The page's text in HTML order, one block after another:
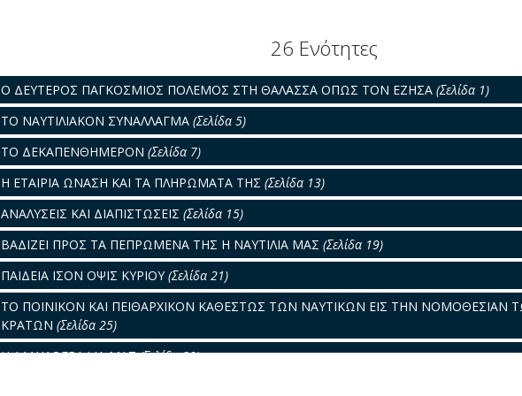
26 Ενότητες
Ο ΔΕΥΤΕΡΟΣ ΠΑΓΚΟΣΜΙΟΣ ΠΟΛΕΜΟΣ ΣΤΗ ΘΑΛΑΣΣΑ ΟΠΩΣ ΤΟΝ ΕΖΗΣΑ (Σελίδα 1)
ΤΟ ΝΑΥΤΙΛΙΑΚΟΝ ΣΥΝΑΛΛΑΓΜΑ (Σελίδα 5)
ΤΟ ΔΕΚΑΠΕΝΘΗΜΕΡΟΝ (Σελίδα 7)
Η ΕΤΑΙΡΙΑ ΩΝΑΣΗ ΚΑΙ ΤΑ ΠΛΗΡΩΜΑΤΑ ΤΗΣ (Σελίδα 13)
ΑΝΑΛΥΣΕΙΣ ΚΑΙ ΔΙΑΠΙΣΤΩΣΕΙΣ (Σελίδα 15)
ΒΑΔΙΖΕΙ ΠΡΟΣ ΤΑ ΠΕΠΡΩΜΕΝΑ ΤΗΣ Η ΝΑΥΤΙΛΙΑ ΜΑΣ (Σελίδα 19)
ΠΑΙΔΕΙΑ ΙΣΟΝ ΟΨΙΣ ΚΥΡΙΟΥ(Σελίδα 21)
ΤΟ ΠΟΙΝΙΚΟΝ ΚΑΙ ΠΕΙΘΑΡΧΙΚΟΝ ΚΑΘΕΣΤΩΣ ΤΩΝ ΝΑΥΤΙΚΩΝ ΕΙΣ ΤΗΝ ΝΟΜΟΘΕΣΙΑΝ
ΚΡΑΤΩΝ (Σελίδα 25)
Η ΑΛΛΗΛΟΓΡΑΦΙΑ ΜΑΣ(Σελίδα 29)